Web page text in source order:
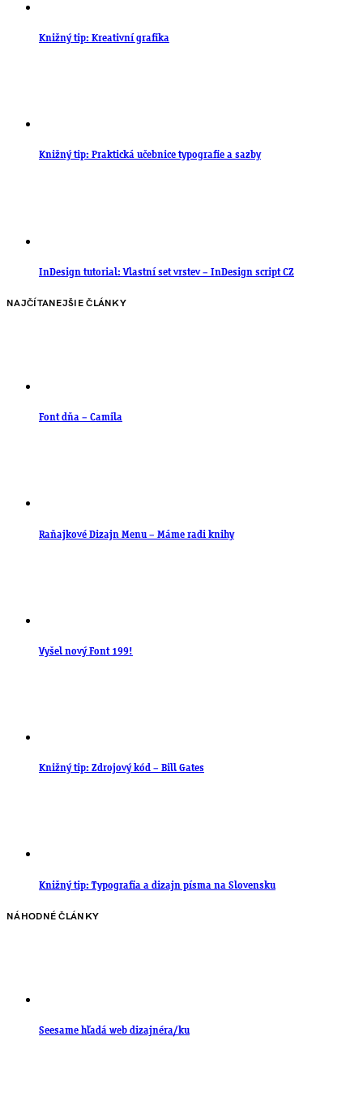
Knižný tip: Kreativní grafika
Knižný tip: Praktická učebnice typografie a sazby
InDesign tutorial: Vlastní set vrstev – InDesign script CZ
NAJČÍTANEJŠIE ČLÁNKY
Font dňa – Camila
Raňajkové Dizajn Menu – Máme radi knihy
Vyšel nový Font 199!
Knižný tip: Zdrojový kód – Bill Gates
Knižný tip: Typografia a dizajn písma na Slovensku
NÁHODNÉ ČLÁNKY
Seesame hľadá web dizajnéra/ku